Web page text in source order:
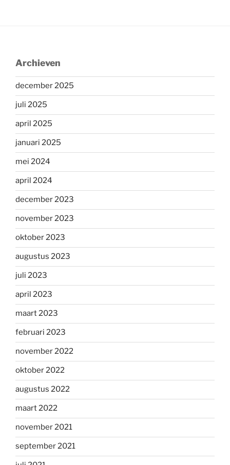
Archieven
december 2025
juli 2025
april 2025
januari 2025
mei 2024
april 2024
december 2023
november 2023
oktober 2023
augustus 2023
juli 2023
april 2023
maart 2023
februari 2023
november 2022
oktober 2022
augustus 2022
maart 2022
november 2021
september 2021